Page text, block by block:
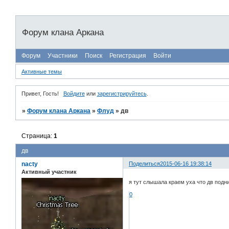
Форум клана Аркана
Форум Участники Поиск Регистрация Войти
Активные темы
Привет, Гость! Войдитеили зарегистрируйтесь.
»Форум клана Аркана »Флуд »дв
дв
Страница:1
Поделиться2015-06-16 19:38:14
nacty
Активный участник
я тут слышала краем уха что дв
0